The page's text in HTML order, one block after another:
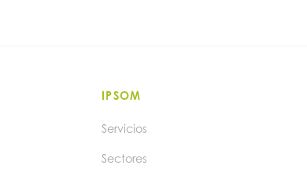
IPSOM
Servicios
Sectores